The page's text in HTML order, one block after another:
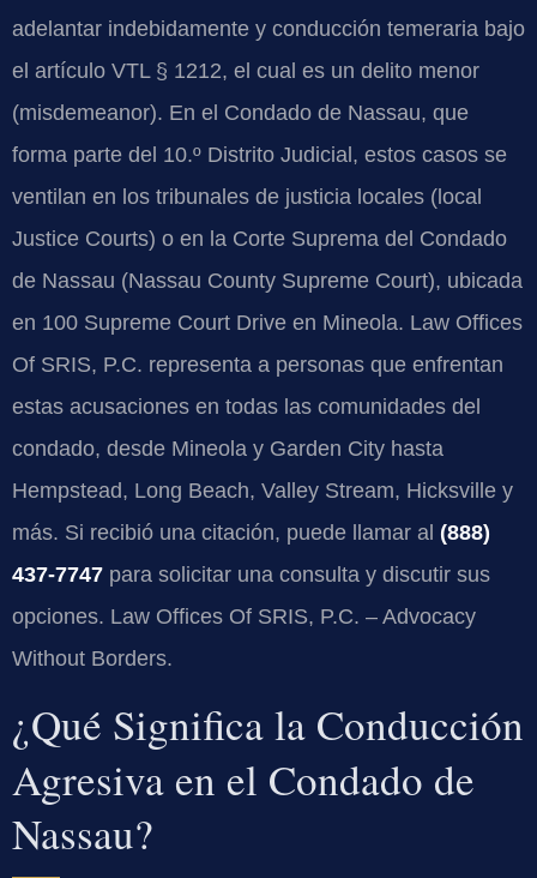
adelantar indebidamente y conducción temeraria bajo
el artículo VTL § 1212, el cual es un delito menor
(misdemeanor). En el Condado de Nassau, que
forma parte del 10.º Distrito Judicial, estos casos se
ventilan en los tribunales de justicia locales (local
Justice Courts) o en la Corte Suprema del Condado
de Nassau (Nassau County Supreme Court), ubicada
en 100 Supreme Court Drive en Mineola. Law Offices
Of SRIS, P.C. representa a personas que enfrentan
estas acusaciones en todas las comunidades del
condado, desde Mineola y Garden City hasta
Hempstead, Long Beach, Valley Stream, Hicksville y
más. Si recibió una citación, puede llamar al (888)
437-7747 para solicitar una consulta y discutir sus
opciones. Law Offices Of SRIS, P.C. – Advocacy
Without Borders.
¿Qué Significa la Conducción
Agresiva en el Condado de
Nassau?